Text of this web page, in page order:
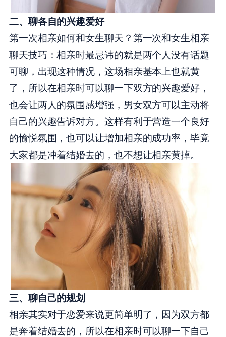
二、聊各自的兴趣爱好
第一次相亲如何和女生聊天？第一次和女生相亲
聊天技巧：相亲时最忌讳的就是两个人没有话题
可聊，出现这种情况，这场相亲基本上也就黄
了，所以在相亲时可以聊一下双方的兴趣爱好，
也会让两人的氛围感增强，男女双方可以主动将
自己的兴趣告诉对方。这样有利于营造一个良好
的愉悦氛围，也可以让增加相亲的成功率，毕竟
大家都是冲着结婚去的，也不想让相亲黄掉。
三、聊自己的规划
相亲其实对于恋爱来说更简单明了，因为双方都
是奔着结婚去的，所以在相亲时可以聊一下自己